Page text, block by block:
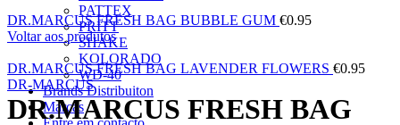
PATTEX
PRITT
SHAKE
KOLORADO
WD-40
Brands Distribuiton
Marcas
DR.MARCUS FRESH BAG BUBBLE GUM €0.95
Voltar aos produtos
DR.MARCUS FRESH BAG LAVENDER FLOWERS €0.95
DR-MARCUS
DR.MARCUS FRESH BAG